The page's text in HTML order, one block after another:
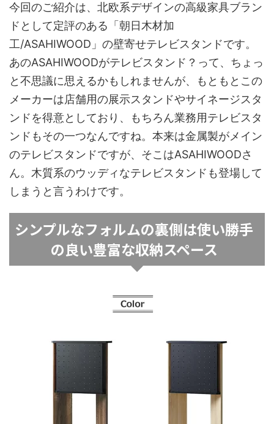
今回のご紹介は、北欧系デザインの高級家具ブラン
ドとして定評のある「朝日木材加
工/ASAHIWOOD」の壁寄せテレビスタンドです。
あのASAHIWOODがテレビスタンド？って、ちょっ
と不思議に思えるかもしれませんが、もともとこの
メーカーは店舗用の展示スタンドやサイネージスタ
ンドを得意としており、もちろん業務用テレビスタ
ンドもその一つなんですね。本来は金属製がメイン
のテレビスタンドですが、そこはASAHIWOODさ
ん。木質系のウッディなテレビスタンドも登場して
しまうと言うわけです。
シンプルなフォルムの裏側は使い勝手
の良い豊富な収納スペース